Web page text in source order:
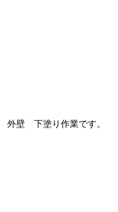
外壁 下塗り作業です。